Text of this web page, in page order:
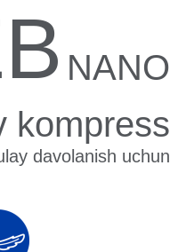
davolanish